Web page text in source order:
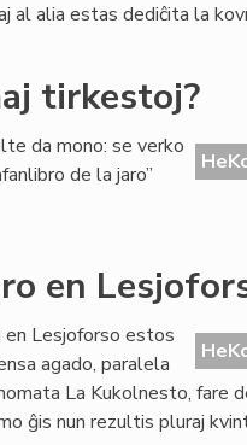
al alia estas dediĉita la
tirkestoj?
da mono: se verko
de la jaro”
en
en Lesjoforso estos
agado, paralela
La Kukolnesto, fare
ĝis nun rezultis pluraj